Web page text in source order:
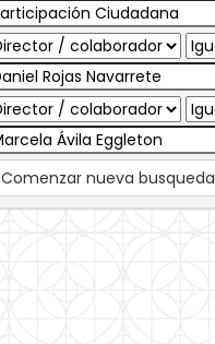
Comenzar nueva busqueda